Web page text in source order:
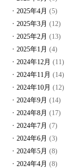
2025年4月 (5)
2025年3月 (12)
2025年2月 (13)
2025年1月 (4)
2024年12月 (11)
2024年11月 (14)
2024年10月 (12)
2024年9月 (14)
2024年8月 (17)
2024年7月 (7)
2024年6月 (3)
2024年5月 (8)
2024年4月 (8)